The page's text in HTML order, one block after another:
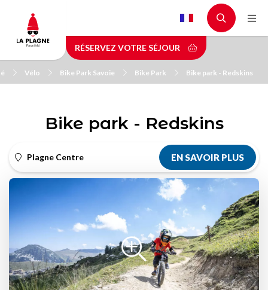
contenu
principal
RÉSERVEZ VOTRE SÉJOUR
Vélo Bike Park Savoie Bike Park Bike park - Redskins
Bike park - Redskins
Plagne Centre EN SAVOIR PLUS